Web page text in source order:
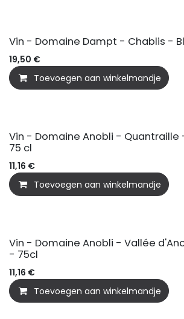
Vin - Domaine Dampt - Chablis -
19,50 €
Toevoegen aan winkelmandje
Vin - Domaine Anobli -
75 cl
11,16 €
Toevoegen aan winkelmandje
Vin - Domaine Anobli - Vallée
- 75cl
11,16 €
Toevoegen aan winkelmandje